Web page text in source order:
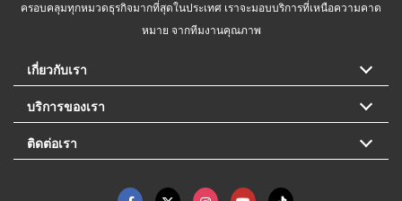
ครอบคลุมทุกหมวดธุรกิจมากที่สุดในประเทศ เราจะมอบบริการที่เหนือความคาด
หมาย จากทีมงานคุณภาพ
เกี่ยวกับเรา
บริการของเรา
ติดต่อเรา